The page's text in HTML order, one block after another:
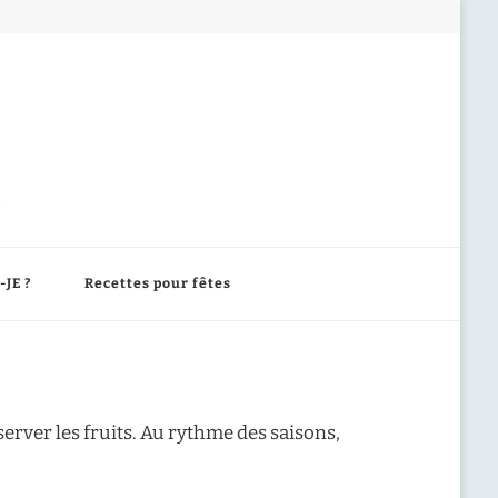
? Recettes pour fêtes
les fruits. Au rythme des saisons,